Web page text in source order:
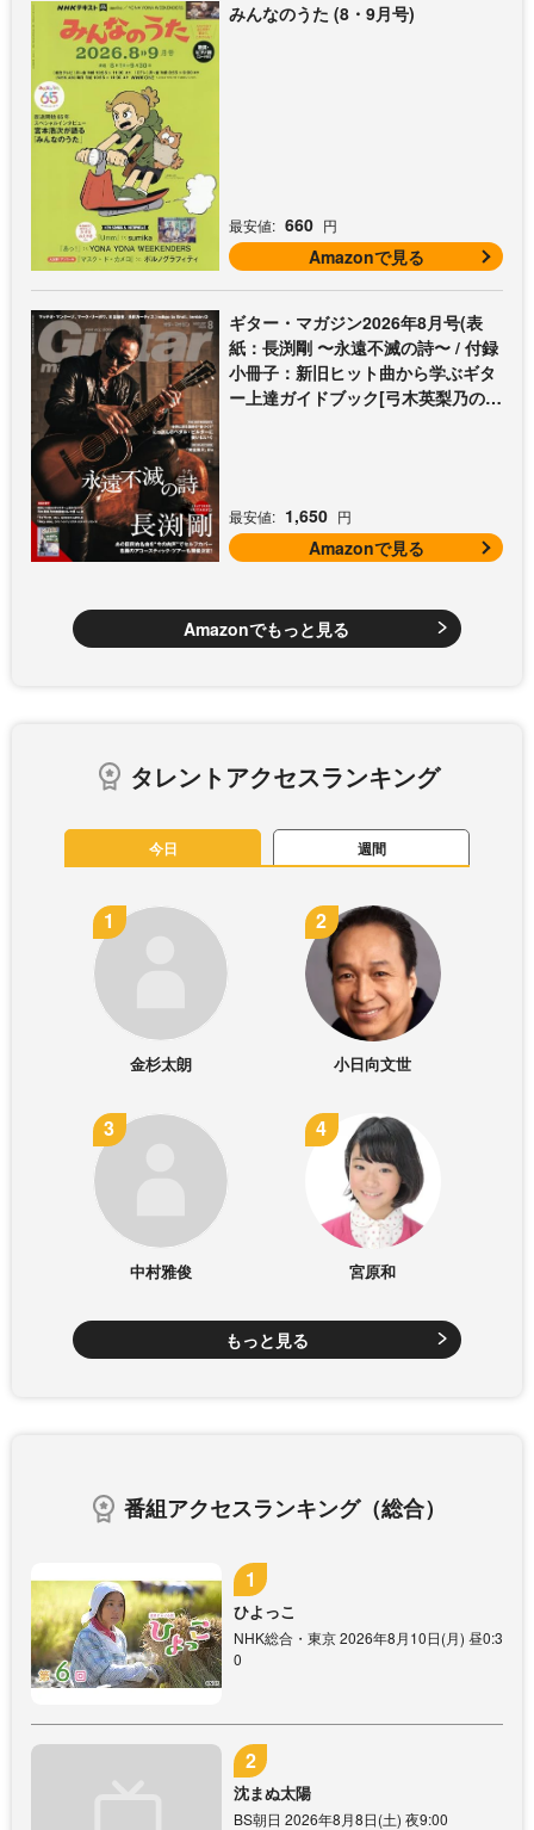
みんなのうた (8・9月号)
最安値: 660 円
Amazonで見る
ギター・マガジン2026年8月号(表
紙：長渕剛 〜永遠不滅の詩〜 / 付録
小冊子：新旧ヒット曲から学ぶギタ
ー上達ガイドブック[弓木英梨乃の放
最安値: 1,650 円
Amazonで見る
Amazonでもっと見る
タレントアクセスランキング
今日 週間
金杉太朗 小日向文世
中村雅俊 宮原和
もっと見る
番組アクセスランキング（総合）
ひよっこ
NHK総合・東京 2026年8月10日(月) 昼0:3
0
沈まぬ太陽
BS朝日 2026年8月8日(土) 夜9:00